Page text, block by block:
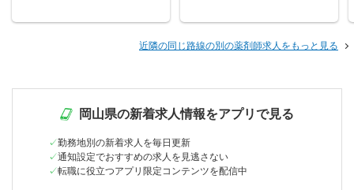
近隣の同じ路線の別の薬剤師求人をもっと見る
岡山県の新着求人情報をアプリで見る
勤務地別の新着求人を毎日更新
通知設定でおすすめの求人を見逃さない
転職に役立つアプリ限定コンテンツを配信中